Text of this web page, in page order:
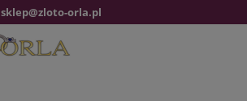
sklep@zloto-orla.pl